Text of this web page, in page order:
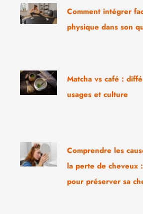
Comment intégrer
physique dans son
Matcha vs café :
usages et culture
Comprendre les
la perte de cheveux
pour préserver sa